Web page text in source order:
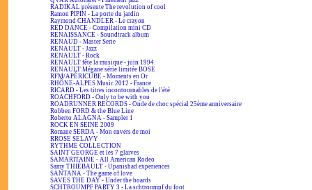
RADIKAL présente The revolution of cool
Ramon PIPIN - La porte du jardin
Raymond CHANDLER - Le crayon
RED DANCE - Compilation mini CD
RENAISSANCE - Soundtrack album
RENAUD - Master Serie
RENAULT - Jazz
RENAULT - Rock
RENAULT fête la musique - juin 1994
RENAULT Mégane série limitée BOSE
RFM/APÉRICUBE - Moments en Or
RHÔNE-ALPES Music 2012 - France
RICARD - Les titres incontournables de l'été
ROACHFORD - Only to be with you
ROADRUNNER RECORDS - Onde de choc spécial 25ème anniversaire
Robben FORD & the Blue Line
Roberto ALAGNA - Sampler 1
ROCK EN SEINE 2009
Romane SERDA - Mon envers de moi
RROSE SELAVY
RYTHME COLLECTION
SAINT GEORGE et les 7 glaives
SAMARITAINE - All American Rodeo
Samy THIÉBAULT - Upanishad experiences
SANTANA - The game of love
SAVES THE DAY - Under the boards
SCHTROUMPF PARTY 3 - La schtroumpf du foot